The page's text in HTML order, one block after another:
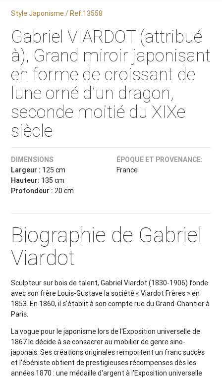
Style Japonisme / Ref.13558
Gabriel VIARDOT (attribué
à), Grand miroir japonisant
en forme de croissant de
lune orné d’un dragon,
seconde moitié du XIXe
siècle
DIMENSIONS
Largeur : 125 cm
Hauteur: 135 cm
Profondeur : 20 cm
ÉPOQUE ET PROVENANCE:
France
Biographie de Gabriel
Viardot
Sculpteur sur bois de talent, Gabriel Viardot (1830-1906) fonde
avec son frère Louis-Gustave la société « Viardot Frères » en
1853. En 1860, il s'établit à son compte rue du Grand-Chantier à
Paris.
La vogue pour le japonisme lors de l'Exposition universelle de
1867 le décide à se consacrer au mobilier de genre sino-
japonais. Ses créations originales remportent un franc succès
et l'ébéniste obtient de prestigieuses récompenses dès les
années 1870 : une médaille d'argent à l'Exposition universelle